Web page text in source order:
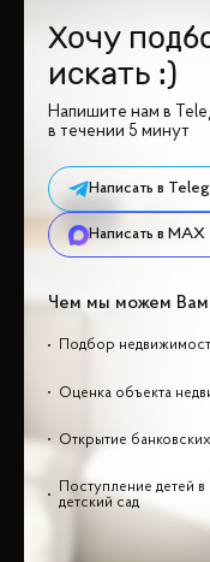
Хочу
искать :)
Напишите нам в
в течении 5 минут
Написать в
Написать в MAX
Чем мы можем Вам
Подбор
Оценка объекта
Открытие
Поступление детей в
детский сад